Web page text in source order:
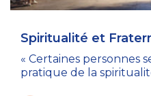
Spiritualité et
« Certaines personnes
pratique de la